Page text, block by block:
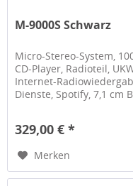
M-9000S Schwarz
Micro-Stereo-System,
CD-Player, Radioteil,
Internet-
Dienste, Spotify, 7,1 cm
329,00 € *
Merken